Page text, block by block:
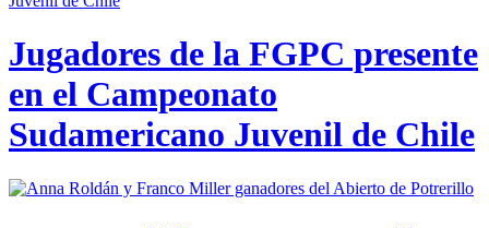
Jugadores de la FGPC presente
en el Campeonato
Sudamericano Juvenil de Chile